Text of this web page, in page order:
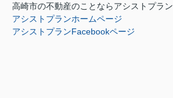
高崎市の不動産のことならアシストプラン
アシストプランホームページ
アシストプランFacebookページ